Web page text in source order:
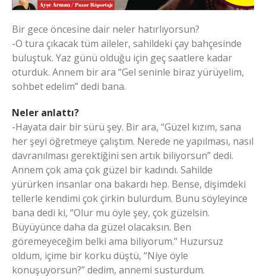
Bir gece öncesine dair neler hatırlıyorsun?
-O tura çıkacak tüm aileler, sahildeki çay bahçesinde
buluştuk. Yaz günü olduğu için geç saatlere kadar
oturduk. Annem bir ara “Gel seninle biraz yürüyelim,
sohbet edelim” dedi bana.
Neler anlattı?
-Hayata dair bir sürü şey. Bir ara, “Güzel kızım, sana
her şeyi öğretmeye çalıştım. Nerede ne yapılması, nasıl
davranılması gerektiğini sen artık biliyorsun” dedi.
Annem çok ama çok güzel bir kadındı. Sahilde
yürürken insanlar ona bakardı hep. Bense, dişimdeki
tellerle kendimi çok çirkin bulurdum. Bunu söyleyince
bana dedi ki, “Olur mu öyle şey, çok güzelsin.
Büyüyünce daha da güzel olacaksın. Ben
göremeyeceğim belki ama biliyorum.” Huzursuz
oldum, içime bir korku düştü, “Niye öyle
konuşuyorsun?” dedim, annemi susturdum.